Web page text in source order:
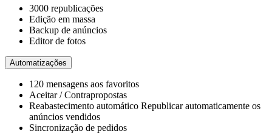
3000 republicações
Edição em massa
Backup de anúncios
Editor de fotos
Automatizações
120 mensagens aos favoritos
Aceitar / Contrapropostas
Reabastecimento automático Republicar automaticamente os
anúncios vendidos
Sincronização de pedidos